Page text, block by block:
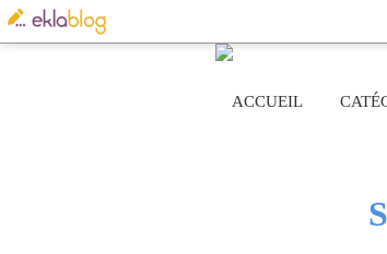
ACCUEIL